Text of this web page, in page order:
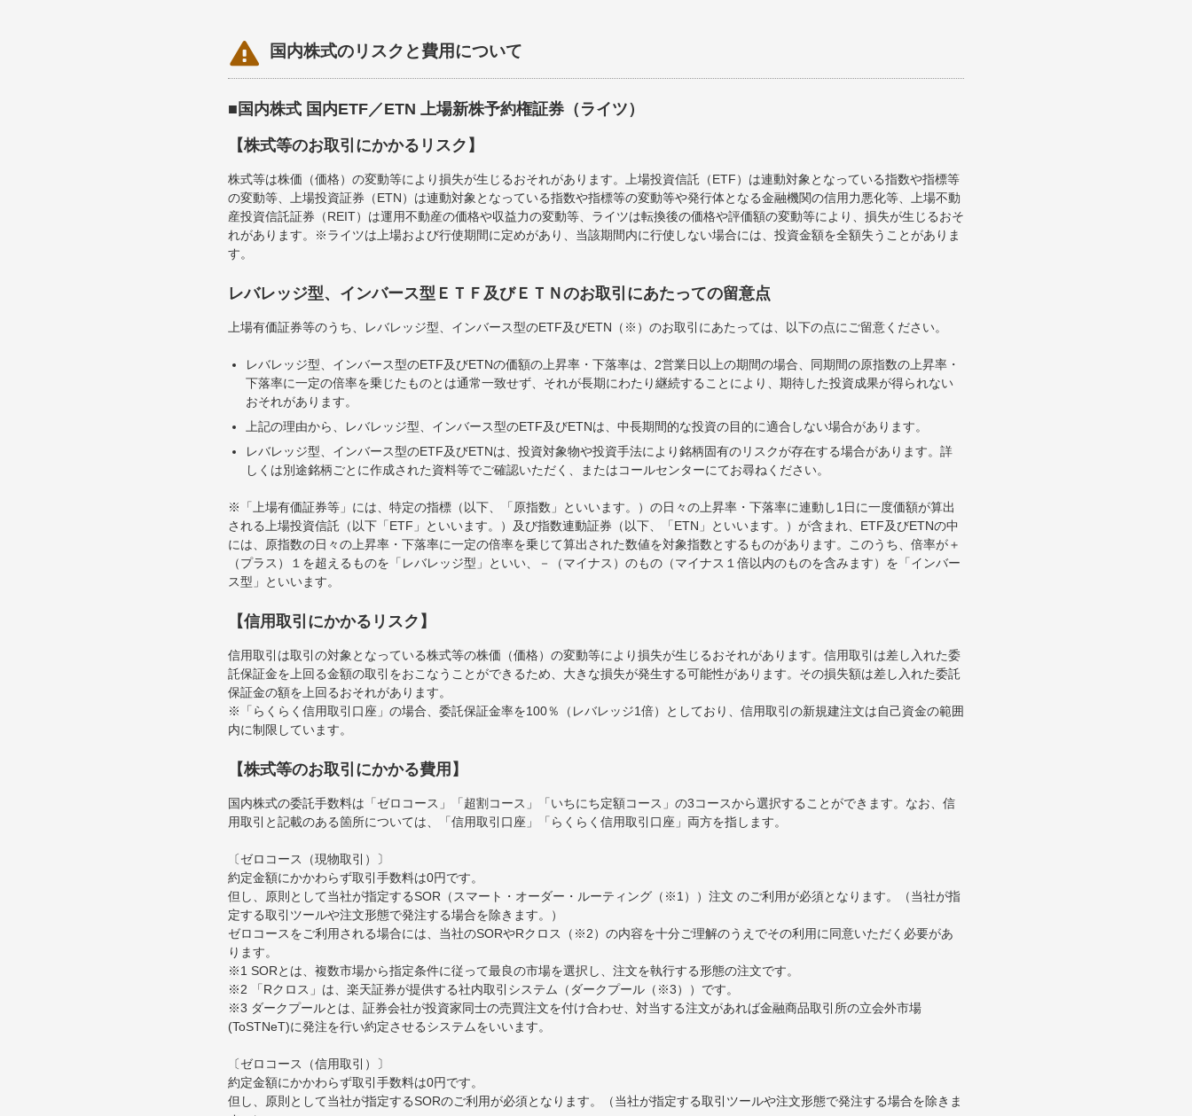
 国内株式のリスクと費用について
■国内株式 国内ETF／ETN 上場新株予約権証券（ライツ）
【株式等のお取引にかかるリスク】
株式等は株価（価格）の変動等により損失が生じるおそれがあります。上場投資信託（ETF）は連動対象となっている指数や指標等
の変動等、上場投資証券（ETN）は連動対象となっている指数や指標等の変動等や発行体となる金融機関の信用力悪化等、上場不動
産投資信託証券（REIT）は運用不動産の価格や収益力の変動等、ライツは転換後の価格や評価額の変動等により、損失が生じるおそ
れがあります。※ライツは上場および行使期間に定めがあり、当該期間内に行使しない場合には、投資金額を全額失うことがありま
す。
レバレッジ型、インバース型ＥＴＦ及びＥＴＮのお取引にあたっての留意点
上場有価証券等のうち、レバレッジ型、インバース型のETF及びETN（※）のお取引にあたっては、以下の点にご留意ください。
レバレッジ型、インバース型のETF及びETNの価額の上昇率・下落率は、2営業日以上の期間の場合、同期間の原指数の上昇率・
下落率に一定の倍率を乗じたものとは通常一致せず、それが長期にわたり継続することにより、期待した投資成果が得られない
おそれがあります。
上記の理由から、レバレッジ型、インバース型のETF及びETNは、中長期間的な投資の目的に適合しない場合があります。
レバレッジ型、インバース型のETF及びETNは、投資対象物や投資手法により銘柄固有のリスクが存在する場合があります。詳
しくは別途銘柄ごとに作成された資料等でご確認いただく、またはコールセンターにてお尋ねください。
※「上場有価証券等」には、特定の指標（以下、「原指数」といいます。）の日々の上昇率・下落率に連動し1日に一度価額が算出
される上場投資信託（以下「ETF」といいます。）及び指数連動証券（以下、「ETN」といいます。）が含まれ、ETF及びETNの中
には、原指数の日々の上昇率・下落率に一定の倍率を乗じて算出された数値を対象指数とするものがあります。このうち、倍率が＋
（プラス）１を超えるものを「レバレッジ型」といい、－（マイナス）のもの（マイナス１倍以内のものを含みます）を「インバー
ス型」といいます。
【信用取引にかかるリスク】
信用取引は取引の対象となっている株式等の株価（価格）の変動等により損失が生じるおそれがあります。信用取引は差し入れた委
託保証金を上回る金額の取引をおこなうことができるため、大きな損失が発生する可能性があります。その損失額は差し入れた委託
保証金の額を上回るおそれがあります。
※「らくらく信用取引口座」の場合、委託保証金率を100％（レバレッジ1倍）としており、信用取引の新規建注文は自己資金の範囲
内に制限しています。
【株式等のお取引にかかる費用】
国内株式の委託手数料は「ゼロコース」「超割コース」「いちにち定額コース」の3コースから選択することができます。なお、信
用取引と記載のある箇所については、「信用取引口座」「らくらく信用取引口座」両方を指します。
〔ゼロコース（現物取引）〕
約定金額にかかわらず取引手数料は0円です。
但し、原則として当社が指定するSOR（スマート・オーダー・ルーティング（※1））注文 のご利用が必須となります。（当社が指
定する取引ツールや注文形態で発注する場合を除きます。）
ゼロコースをご利用される場合には、当社のSORやRクロス（※2）の内容を十分ご理解のうえでその利用に同意いただく必要があ
ります。
※1 SORとは、複数市場から指定条件に従って最良の市場を選択し、注文を執行する形態の注文です。
※2 「Rクロス」は、楽天証券が提供する社内取引システム（ダークプール（※3））です。
※3 ダークプールとは、証券会社が投資家同士の売買注文を付け合わせ、対当する注文があれば金融商品取引所の立会外市場
(ToSTNeT)に発注を行い約定させるシステムをいいます。
〔ゼロコース（信用取引）〕
約定金額にかかわらず取引手数料は0円です。
但し、原則として当社が指定するSORのご利用が必須となります。（当社が指定する取引ツールや注文形態で発注する場合を除きま